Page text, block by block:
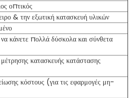
οπτικός
& την εξωτική κατασκευή υλικών
πολλά δύσκολα και σύνθετα
κατασκευής κατάστασης
κόστους (για τις εφαρμογές μη-